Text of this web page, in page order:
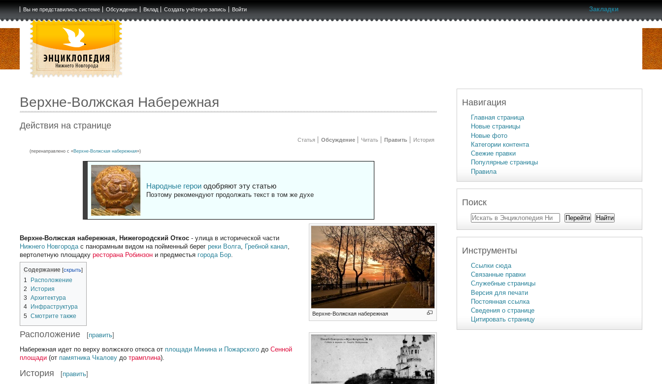
Вы не представились системе Обсуждение Вклад Создать учётную запись Войти Закладки
Верхне-Волжская Набережная
Действия на странице
Статья Обсуждение Читать Править История
(перенаправлено с «Верхне-Волжская набережная»)
Народные героиодобряют эту статью
Поэтому рекомендуют продолжать текст в том же духе
Верхне-Волжская набережная
Верхне-Волжская набережная, Нижегородский Откос - улица в исторической части
Нижнего Новгорода с панорамным видом на пойменный берегреки Волга Гребной канал
вертолетную площадкуресторана Робинзон и предместья города Бор
Содержание
1
Расположение
2
История
3 Архитектура
4
Инфраструктура
5 Смотрите также
Расположение [править]
Набережная идет по верху волжского откоса от площади Минина и Пожарского доСенной
площади (от памятника Чкалову дотрамплина).
История [править]
Навигация
Главная страница
Новые страницы
Новые фото
Категории контента
Свежие правки
Популярные страницы
Правила
Поиск
Инструменты
Ссылки сюда
Связанные правки
Служебные страницы
Версия для печати
Постоянная ссылка
Сведения о странице
Цитировать страницу